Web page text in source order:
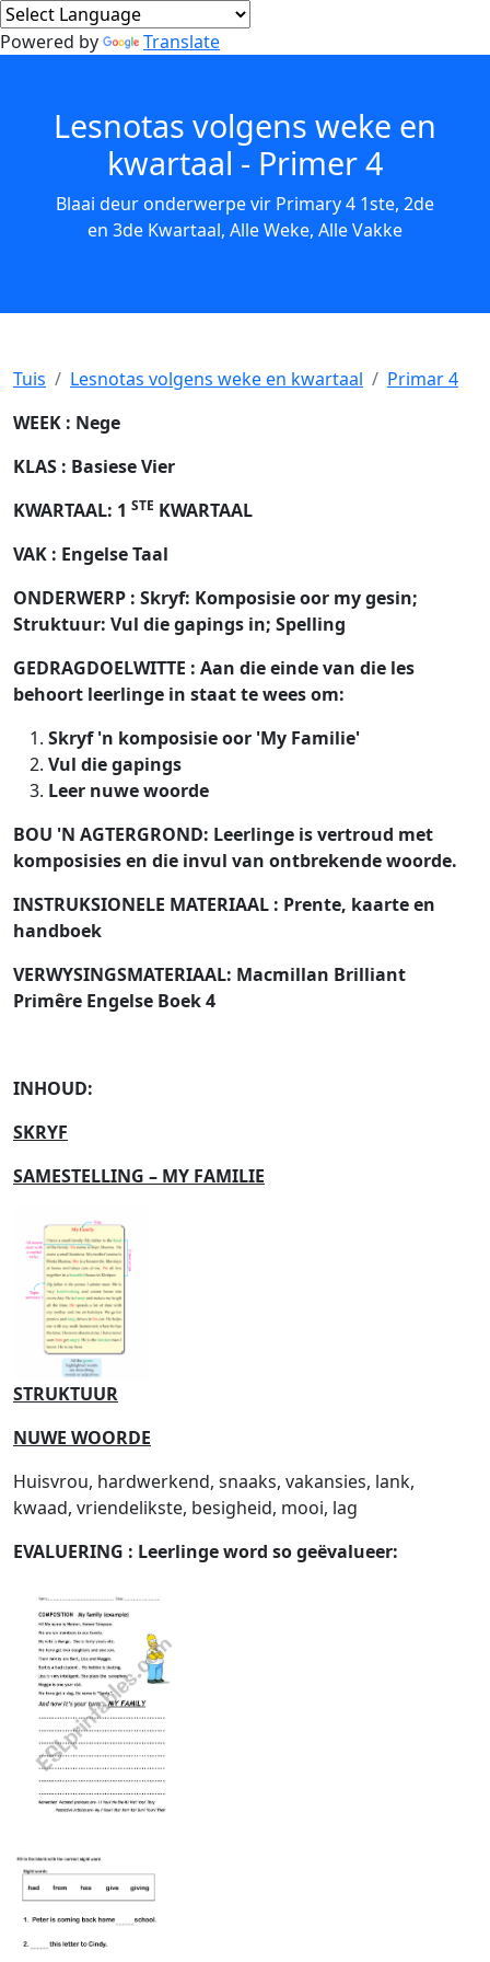
Powered by Translate
Lesnotas volgens weke en
kwartaal - Primer 4
Blaai deur onderwerpe vir Primary 4 1ste, 2de
en 3de Kwartaal, Alle Weke, Alle Vakke
Tuis Lesnotas volgens weke en kwartaal
Primar 4
WEEK : Nege
KLAS : Basiese Vier
KWARTAAL: 1 STE KWARTAAL
VAK : Engelse Taal
ONDERWERP : Skryf: Komposisie oor my gesin;
Struktuur: Vul die gapings in; Spelling
GEDRAGDOELWITTE : Aan die einde van die les
behoort leerlinge in staat te wees om:
Skryf 'n komposisie oor 'My Familie'
Vul die gapings
Leer nuwe woorde
BOU 'N AGTERGROND: Leerlinge is vertroud met
komposisies en die invul van ontbrekende woorde.
INSTRUKSIONELE MATERIAAL : Prente, kaarte en
handboek
VERWYSINGSMATERIAAL: Macmillan Brilliant
Primêre Engelse Boek 4
INHOUD:
SKRYF
SAMESTELLING – MY FAMILIE
STRUKTUUR
NUWE WOORDE
Huisvrou, hardwerkend, snaaks, vakansies, lank,
kwaad, vriendelikste, besigheid, mooi, lag
EVALUERING : Leerlinge word so geëvalueer: